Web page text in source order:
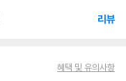
리뷰
혜택 및 유의사항